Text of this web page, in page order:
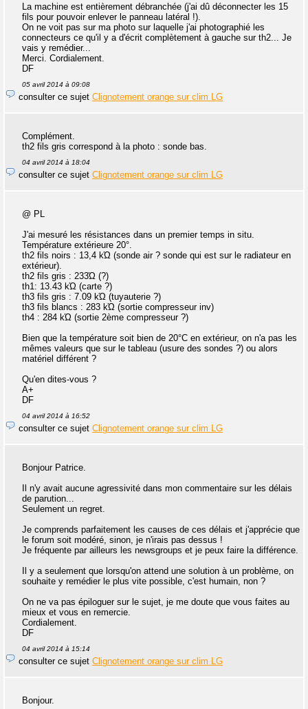
La machine est entièrement débranchée (j'ai dû déconnecter les 15
fils pour pouvoir enlever le panneau latéral !).
On ne voit pas sur ma photo sur laquelle j'ai photographié les
connecteurs ce qu'il y a d'écrit complètement à gauche sur th2... Je
vais y remédier...
Merci. Cordialement.
DF
05 avril 2014 à 09:08
consulter ce sujet Clignotement orange sur clim LG
Complément.
th2 fils gris correspond à la photo : sonde bas.
04 avril 2014 à 18:04
consulter ce sujet Clignotement orange sur clim LG
@ PL
J'ai mesuré les résistances dans un premier temps in situ.
Température extérieure 20°.
th2 fils noirs : 13,4 kΏ (sonde air ? sonde qui est sur le radiateur en
extérieur).
th2 fils gris : 233Ώ (?)
th1: 13.43 kΏ (carte ?)
th3 fils gris : 7.09 kΏ (tuyauterie ?)
th3 fils blancs : 283 kΏ (sortie compresseur inv)
th4 : 284 kΏ (sortie 2ème compresseur ?)
Bien que la température soit bien de 20°C en extérieur, on n'a pas les
mêmes valeurs que sur le tableau (usure des sondes ?) ou alors
matériel différent ?
Qu'en dites-vous ?
A+
DF
04 avril 2014 à 16:52
consulter ce sujet Clignotement orange sur clim LG
Bonjour Patrice.
Il n'y avait aucune agressivité dans mon commentaire sur les délais
de parution...
Seulement un regret.
Je comprends parfaitement les causes de ces délais et j'apprécie que
le forum soit modéré, sinon, je n'irais pas dessus !
Je fréquente par ailleurs les newsgroups et je peux faire la différence.
Il y a seulement que lorsqu'on attend une solution à un problème, on
souhaite y remédier le plus vite possible, c'est humain, non ?
On ne va pas épiloguer sur le sujet, je me doute que vous faites au
mieux et vous en remercie.
Cordialement.
DF
04 avril 2014 à 15:14
consulter ce sujet Clignotement orange sur clim LG
Bonjour.